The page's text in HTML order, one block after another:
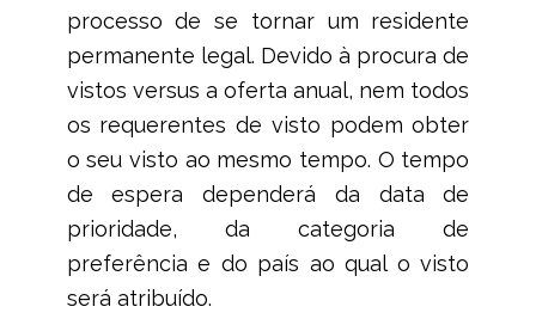
processo de se tornar um residente
permanente legal. Devido à procura de
vistos versus a oferta anual, nem todos
os requerentes de visto podem obter
o seu visto ao mesmo tempo. O tempo
de espera dependerá da data de
prioridade, da categoria de
preferência e do país ao qual o visto
será atribuído.